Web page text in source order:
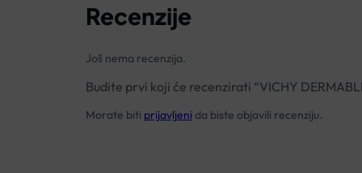
Recenzije
Još nema recenzija.
Budite prvi koji će recenzirati “VICHY
Morate biti prijavljeni da biste objavili recenziju.